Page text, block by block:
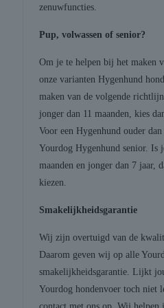
zenuwfuncties.
Pup, volwassen of senior?
Om je te helpen bij het maken
onze varianten Hygenhund
maken van de volgende
jonger dan 11 maanden, kies
Voor een Hygenhund ouder
Yourdog Hygenhund senior. Is
maanden en jonger dan 7 jaar,
kiezen.
Smakelijkheidsgarantie
Wij zijn overtuigd van de
Daarom geven wij op alle
smakelijkheidsgarantie. Lijkt
Yourdog hondenvoer toch niet